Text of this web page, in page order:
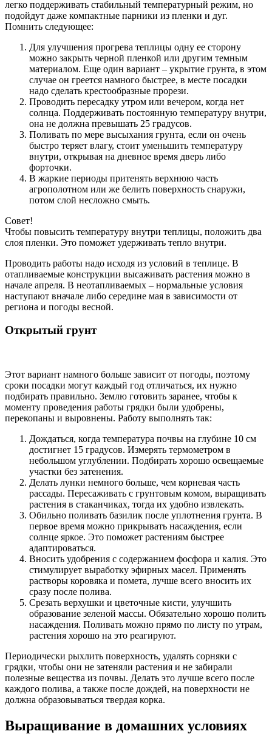
легко поддерживать стабильный температурный режим, но
подойдут даже компактные парники из пленки и дуг.
Помнить следующее:
Для улучшения прогрева теплицы одну ее сторону
можно закрыть черной пленкой или другим темным
материалом. Еще один вариант – укрытие грунта, в этом
случае он греется намного быстрее, в месте посадки
надо сделать крестообразные прорези.
Проводить пересадку утром или вечером, когда нет
солнца. Поддерживать постоянную температуру внутри,
она не должна превышать 25 градусов.
Поливать по мере высыхания грунта, если он очень
быстро теряет влагу, стоит уменьшить температуру
внутри, открывая на дневное время дверь либо
форточки.
В жаркие периоды притенять верхнюю часть
агрополотном или же белить поверхность снаружи,
потом слой несложно смыть.
Совет!
Чтобы повысить температуру внутри теплицы, положить два
слоя пленки. Это поможет удерживать тепло внутри.
Проводить работы надо исходя из условий в теплице. В
отапливаемые конструкции высаживать растения можно в
начале апреля. В неотапливаемых – нормальные условия
наступают вначале либо середине мая в зависимости от
региона и погоды весной.
Открытый грунт
Этот вариант намного больше зависит от погоды, поэтому
сроки посадки могут каждый год отличаться, их нужно
подбирать правильно. Землю готовить заранее, чтобы к
моменту проведения работы грядки были удобрены,
перекопаны и выровнены. Работу выполнять так:
Дождаться, когда температура почвы на глубине 10 см
достигнет 15 градусов. Измерять термометром в
небольшом углублении. Подбирать хорошо освещаемые
участки без затенения.
Делать лунки немного больше, чем корневая часть
рассады. Пересаживать с грунтовым комом, выращивать
растения в стаканчиках, тогда их удобно извлекать.
Обильно поливать базилик после уплотнения грунта. В
первое время можно прикрывать насаждения, если
солнце яркое. Это поможет растениям быстрее
адаптироваться.
Вносить удобрения с содержанием фосфора и калия. Это
стимулирует выработку эфирных масел. Применять
растворы коровяка и помета, лучше всего вносить их
сразу после полива.
Срезать верхушки и цветочные кисти, улучшить
образование зеленой массы. Обязательно хорошо полить
насаждения. Поливать можно прямо по листу по утрам,
растения хорошо на это реагируют.
Периодически рыхлить поверхность, удалять сорняки с
грядки, чтобы они не затеняли растения и не забирали
полезные вещества из почвы. Делать это лучше всего после
каждого полива, а также после дождей, на поверхности не
должна образовываться твердая корка.
Выращивание в домашних условиях